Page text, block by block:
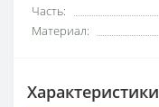
Часть:
Материал:
Характеристики